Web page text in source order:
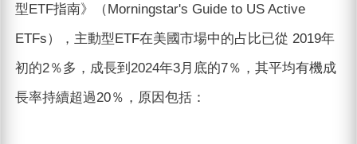
型ETF指南》（Morningstar's Guide to US Active
ETFs），主動型ETF在美國市場中的占比已從 2019年
初的2％多，成長到2024年3月底的7％，其平均有機成
長率持續超過20％，原因包括：